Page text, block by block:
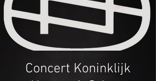
Concert Koninklijk